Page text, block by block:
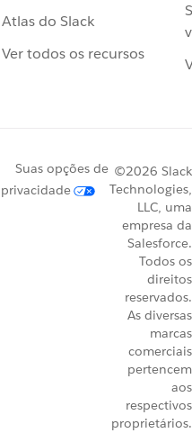
Atlas do Slack
Ver todos os recursos
Suas opções de
privacidade
©2026 Slack
Technologies,
LLC, uma
empresa da
Salesforce.
Todos os
direitos
reservados.
As diversas
marcas
comerciais
pertencem
aos
respectivos
proprietários.